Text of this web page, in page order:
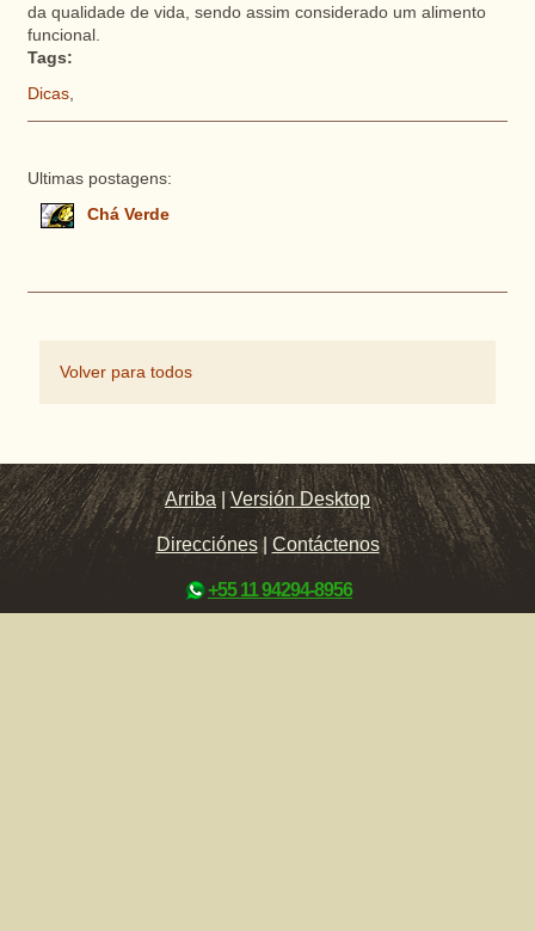
da qualidade de vida, sendo assim considerado um alimento
funcional.
Tags:
Dicas,
Ultimas postagens:
Chá Verde
Volver para todos
Arriba |Versión Desktop
Direcciónes| Contáctenos
+55 11 94294-8956